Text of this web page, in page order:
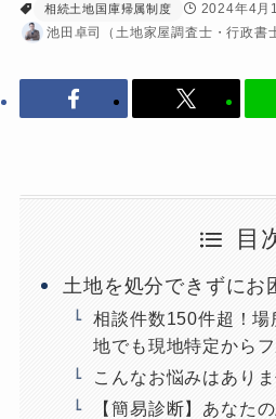
相続土地国庫帰属制度 2024年4月
池田卓司（土地家屋調査士・行政書
目
土地を処分できずにお
相談件数150件超！場
地でも現地特定から
こんなお悩みはあり
【簡易診断】あなた